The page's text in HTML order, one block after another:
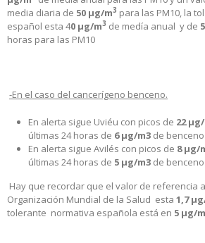
media diaria de 50 µg/m3 para las PM10, la
español esta 40 µg/m3 de medía anual y de
horas para las PM10
-En el caso del cancerígeno benceno.
En alerta sigue Uviéu con picos de 22
últimas 24 horas de 6 µg/m3 de benceno.
En alerta sigue Avilés con picos de 8 µg/
últimas 24 horas de 5 µg/m3 de benceno.
Hay que recordar que el valor de referencia
Organización Mundial de la Salud esta 1,7
tolerante normativa española está en 5 µg/